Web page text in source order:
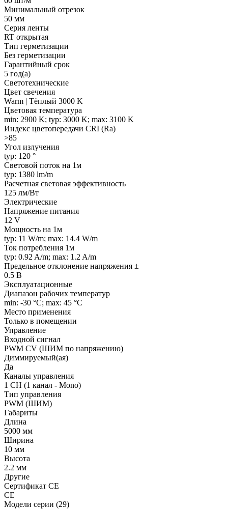
Минимальный отрезок
50 мм
Серия ленты
RT открытая
Тип герметизации
Без герметизации
Гарантийный срок
5 год(а)
Светотехнические
Цвет свечения
Warm | Тёплый 3000 K
Цветовая температура
min: 2900 K; typ: 3000 K; max: 3100 K
Индекс цветопередачи CRI (Ra)
>85
Угол излучения
typ: 120 °
Световой поток на 1м
typ: 1380 lm/m
Расчетная световая эффективность
125 лм/Вт
Электрические
Напряжение питания
12 V
Мощность на 1м
typ: 11 W/m; max: 14.4 W/m
Ток потребления 1м
typ: 0.92 A/m; max: 1.2 A/m
Предельное отклонение напряжения ±
0.5 В
Эксплуатационные
Диапазон рабочих температур
min: -30 °C; max: 45 °C
Место применения
Только в помещении
Управление
Входной сигнал
PWM СV (ШИМ по напряжению)
Диммируемый(ая)
Да
Каналы управления
1 CH (1 канал - Mono)
Тип управления
PWM (ШИМ)
Габариты
Длина
5000 мм
Ширина
10 мм
Высота
2.2 мм
Другие
Сертификат CE
CE
Модели серии (29)